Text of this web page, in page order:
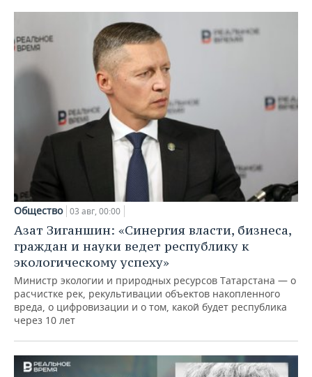
Общество 03 авг, 00:00
Азат Зиганшин: «Синергия власти, бизнеса,
граждан и науки ведет республику к
экологическому успеху»
Министр экологии и природных ресурсов Татарстана — о
расчистке рек, рекультивации объектов накопленного
вреда, о цифровизации и о том, какой будет республика
через 10 лет